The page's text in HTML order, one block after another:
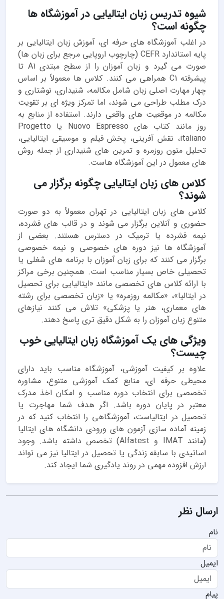
شیوه تدریس زبان ایتالیایی در آموزشگاه ها
چگونه است؟
در اغلب آموزشگاه های حرفه ای، آموزش زبان ایتالیایی بر
پایه استاندارد CEFR (چارچوب اروپایی مرجع برای زبان ها)
صورت می گیرد و زبان آموزان را از سطح مبتدی A1 تا
پیشرفته C1 همراهی می کنند. کلاس ها معمولاً بر اساس
چهار مهارت اصلی زبان شامل مکالمه، شنیداری، نوشتاری و
درک مطلب طراحی می شوند، اما تمرکز ویژه ای بر تقویت
مکالمه در موقعیت های واقعی دارند. استفاده از منابع به
روز مانند کتاب های Nuovo Espresso یا Progetto
italiano، نقش آفرینی، پخش فیلم و موسیقی ایتالیایی،
تحلیل متون روزمره و تمرین های شنیداری از جمله روش
های معمول در این آموزشگاه هاست.
کلاس های زبان ایتالیایی چگونه برگزار می
شوند؟
کلاس های زبان ایتالیایی در تهران معمولاً به دو صورت
حضوری و آنلاین برگزار می شوند و در قالب های فشرده،
نیمه فشرده یا ترمیک در دسترس هستند. بعضی از
آموزشگاه ها نیز دوره های خصوصی و نیمه خصوصی
برگزار می کنند که برای زبان آموزان با برنامه های شغلی یا
تحصیلی خاص بسیار مناسب است. همچنین برخی مراکز
با ارائه کلاس های تخصصی مانند «ایتالیایی برای تحصیل
در ایتالیا»، «مکالمه روزمره» یا «زبان تخصصی برای رشته
های معماری، هنر یا پزشکی» تلاش می کنند نیازهای
متنوع زبان آموزان را به شکل دقیق تری پاسخ دهند.
ویژگی های یک آموزشگاه زبان ایتالیایی خوب
چیست؟
علاوه بر کیفیت آموزشی، آموزشگاه مناسب باید دارای
محیطی حرفه ای، منابع کمک آموزشی متنوع، مشاوره
تخصصی برای انتخاب دوره مناسب و امکان اخذ مدرک
معتبر در پایان دوره باشد. اگر هدف شما مهاجرت یا
تحصیل در ایتالیاست، آموزشگاهی را انتخاب کنید که در
زمینه آماده سازی آزمون های ورودی دانشگاه های ایتالیا
(مانند IMAT و Alfatest) تخصص داشته باشد. وجود
اساتیدی با سابقه زندگی یا تحصیل در ایتالیا نیز می تواند
ارزش افزوده مهمی در روند یادگیری شما ایجاد کند.
ارسال نظر
نام
ایمیل
پیام